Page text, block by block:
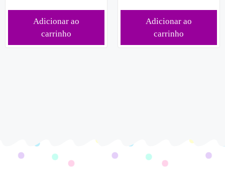
Adicionar ao
carrinho
Adicionar ao
carrinho